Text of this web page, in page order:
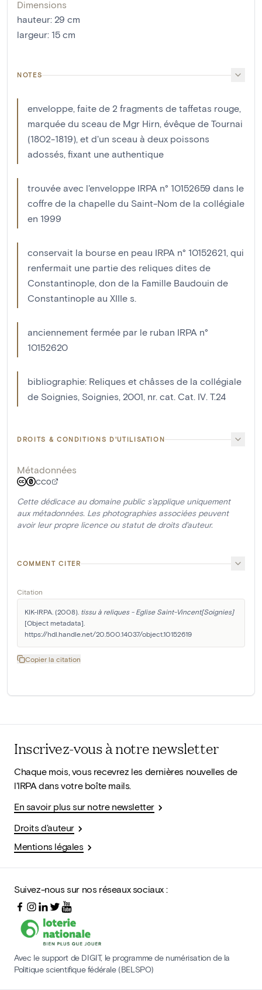
Dimensions
hauteur: 29 cm
largeur: 15 cm
NOTES
enveloppe, faite de 2 fragments de taffetas rouge,
marquée du sceau de Mgr Hirn, évêque de Tournai
(1802-1819), et d'un sceau à deux poissons
adossés, fixant une authentique
trouvée avec l'enveloppe IRPA n° 10152659 dans le
coffre de la chapelle du Saint-Nom de la collégiale
en 1999
conservait la bourse en peau IRPA n° 10152621, qui
renfermait une partie des reliques dites de
Constantinople, don de la Famille Baudouin de
Constantinople au XIIIe s.
anciennement fermée par le ruban IRPA n°
10152620
bibliographie: Reliques et châsses de la collégiale
de Soignies, Soignies, 2001, nr. cat. Cat. IV. T.24
DROITS & CONDITIONS D'UTILISATION
Métadonnées
CC0
Cette dédicace au domaine public s'applique uniquement
aux métadonnées. Les photographies associées peuvent
avoir leur propre licence ou statut de droits d'auteur.
COMMENT CITER
Citation
KIK-IRPA. (2008). tissu à reliques - Eglise Saint-Vincent[Soignies]
[Object metadata].
https://hdl.handle.net/20.500.14037/object.10152619
Copier la citation
Inscrivez-vous à notre newsletter
Chaque mois, vous recevrez les dernières nouvelles de
l'IRPA dans votre boîte mails.
En savoir plus sur notre newsletter
Droits d'auteur
Mentions légales
Suivez-nous sur nos réseaux sociaux :
Avec le support de DIGIT, le programme de numérisation de la
Politique scientifique fédérale (BELSPO)